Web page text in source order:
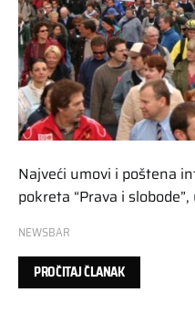
Najveći umovi i poštena
pokreta “Prava i
NEWSBAR
PROČITAJ ČLANAK